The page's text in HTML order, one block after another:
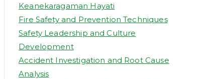
Keanekaragaman Hayati
Fire Safety and Prevention Techniques
Safety Leadership and Culture
Development
Accident Investigation and Root Cause
Analysis